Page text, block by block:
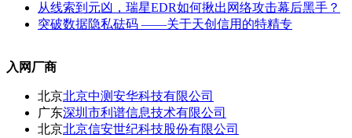
从线索到元凶，瑞星EDR如何揪出网络攻击幕后黑手？
突破数据隐私砝码 ——关于天创信用的特精专
入网厂商
北京北京中测安华科技有限公司
广东深圳市利谱信息技术有限公司
北京北京信安世纪科技股份有限公司